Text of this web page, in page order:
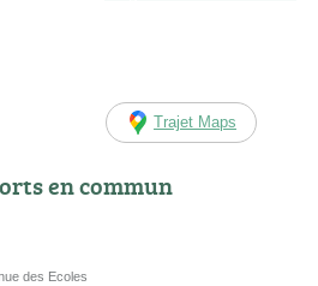
Trajet Maps
en commun
des Ecoles